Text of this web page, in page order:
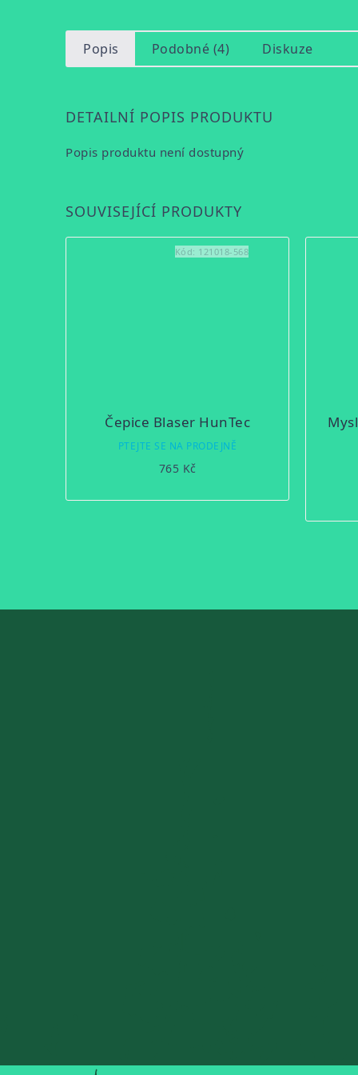
Popis Podobné (4) Diskuze
DETAILNÍ POPIS PRODUKTU
Popis produktu není dostupný
SOUVISEJÍCÍ PRODUKTY
Čepice Blaser HunTec
PTEJTE SE NA PRODEJNĚ
765 Kč
Kód: 121018-568